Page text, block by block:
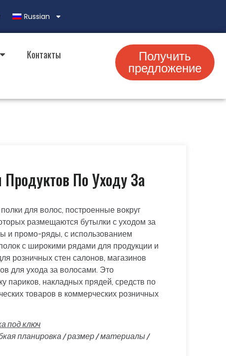
Russian
Контакты
Получить
предложение
По Уходу За
для волос, построенные вокруг
размещаются бутылки с уходом за
и промо-ряды, с использованием
с широкими рядами для продукции и
розничных стен салонов, магазинов
для ухода за волосами. Это
париков, накладных прядей, средств по
товаров в коммерческих розничных
под ключ
планировка / размер / материалы /